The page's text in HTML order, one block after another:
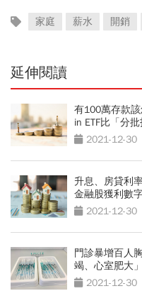
家庭 薪水 開銷
延伸閱讀
有100萬存款
in ETF比「分
2021-12-30
升息、房貸利
金融股獲利數
2021-12-30
門診暴增百人
竭、心室肥大
2021-12-30